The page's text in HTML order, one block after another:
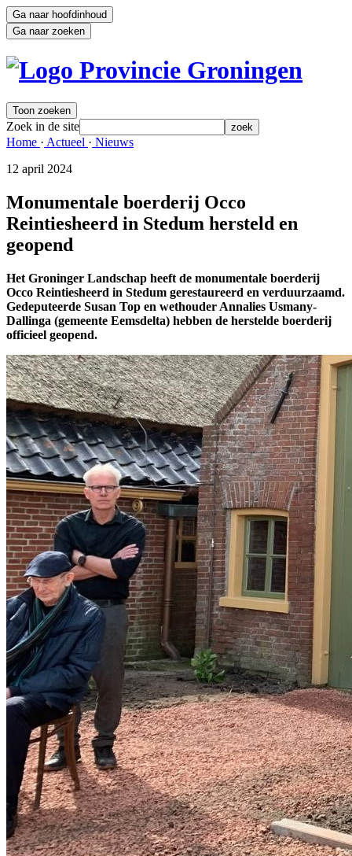
Ga naar hoofdinhoud
Ga naar zoeken
Toon zoeken
Zoek in de site zoek
Home · Actueel · Nieuws
12 april 2024
Monumentale boerderij Occo
Reintiesheerd in Stedum hersteld en
geopend
Het Groninger Landschap heeft de monumentale boerderij
Occo Reintiesheerd in Stedum gerestaureerd en verduurzaamd.
Gedeputeerde Susan Top en wethouder Annalies Usmany-
Dallinga (gemeente Eemsdelta) hebben de herstelde boerderij
officieel geopend.